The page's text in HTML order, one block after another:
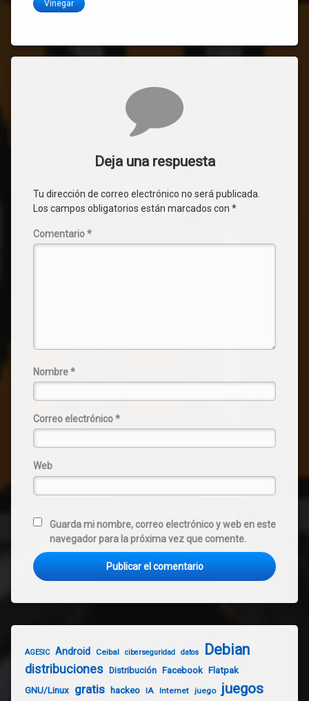
Vinegar
Deja una respuesta
Tu dirección de correo electrónico no será publicada.
Los campos obligatorios están marcados con *
Comentario*
Nombre*
Correo electrónico*
Web
Guarda mi nombre, correo electrónico y web en este
navegador para la próxima vez que comente.
AGESIC Android Ceibal ciberseguridad datos Debian
distribuciones Distribución Facebook Flatpak
GNU/Linux gratis hackeo IA Internet juego juegos